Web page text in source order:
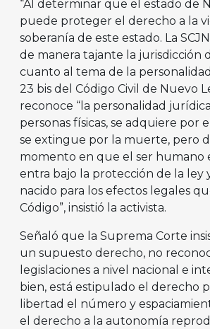
“Al determinar que el estado de
puede proteger el derecho a la
soberanía de este estado. La
de manera tajante la jurisdicción
cuanto al tema de la
23 bis del Código Civil de Nuevo
reconoce “la personalidad
personas físicas, se adquiere por
se extingue por la muerte, pero
momento en que el ser humano
entra bajo la protección de la ley
nacido para los efectos legales
Código”, insistió la activista.
Señaló que la Suprema Corte
un supuesto derecho, no
legislaciones a nivel nacional e
bien, está estipulado el derecho
libertad el número y
el derecho a la autonomía